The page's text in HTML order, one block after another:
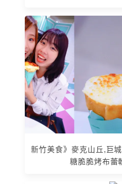
新竹美食》麥克山丘,巨
糖脆脆烤布蕾